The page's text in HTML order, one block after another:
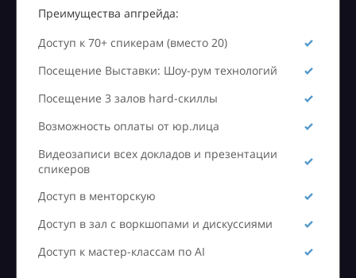
Преимущества апгрейда:
Доступ к 70+ спикерам (вместо 20)
Посещение Выставки: Шоу-рум технологий
Посещение 3 залов hard-скиллы
Возможность оплаты от юр.лица
Видеозаписи всех докладов и презентации
спикеров
Доступ в менторскую
Доступ в зал с воркшопами и дискуссиями
Доступ к мастер-классам по AI